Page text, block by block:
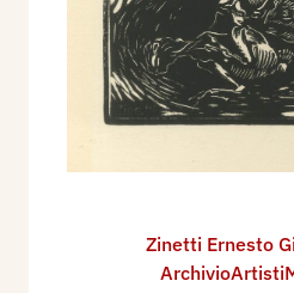
Zinetti Ernesto